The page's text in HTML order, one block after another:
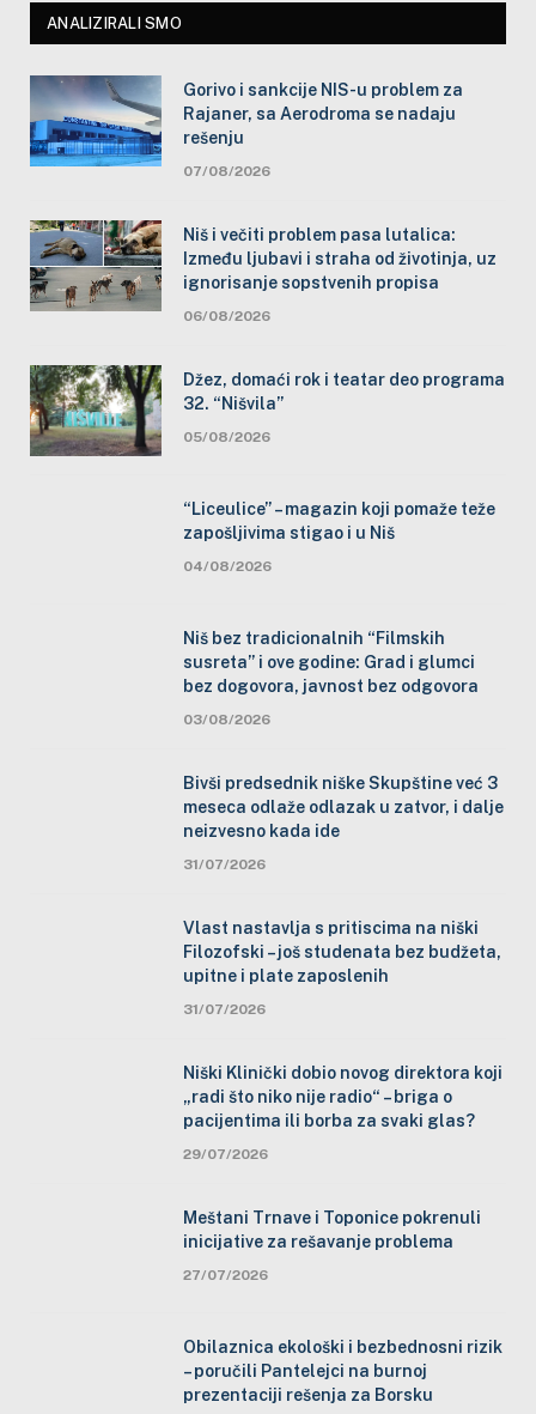
ANALIZIRALI SMO
Gorivo i sankcije NIS-u problem za
Rajaner, sa Aerodroma se nadaju
rešenju
07/08/2026
Niš i večiti problem pasa lutalica:
Između ljubavi i straha od životinja, uz
ignorisanje sopstvenih propisa
06/08/2026
Džez, domaći rok i teatar deo programa
32. “Nišvila”
05/08/2026
“Liceulice” – magazin koji pomaže teže
zapošljivima stigao i u Niš
04/08/2026
Niš bez tradicionalnih “Filmskih
susreta” i ove godine: Grad i glumci
bez dogovora, javnost bez odgovora
03/08/2026
Bivši predsednik niške Skupštine već 3
meseca odlaže odlazak u zatvor, i dalje
neizvesno kada ide
31/07/2026
Vlast nastavlja s pritiscima na niški
Filozofski – još studenata bez budžeta,
upitne i plate zaposlenih
31/07/2026
Niški Klinički dobio novog direktora koji
„radi što niko nije radio“ – briga o
pacijentima ili borba za svaki glas?
29/07/2026
Meštani Trnave i Toponice pokrenuli
inicijative za rešavanje problema
27/07/2026
Obilaznica ekološki i bezbednosni rizik
– poručili Pantelejci na burnoj
prezentaciji rešenja za Borsku